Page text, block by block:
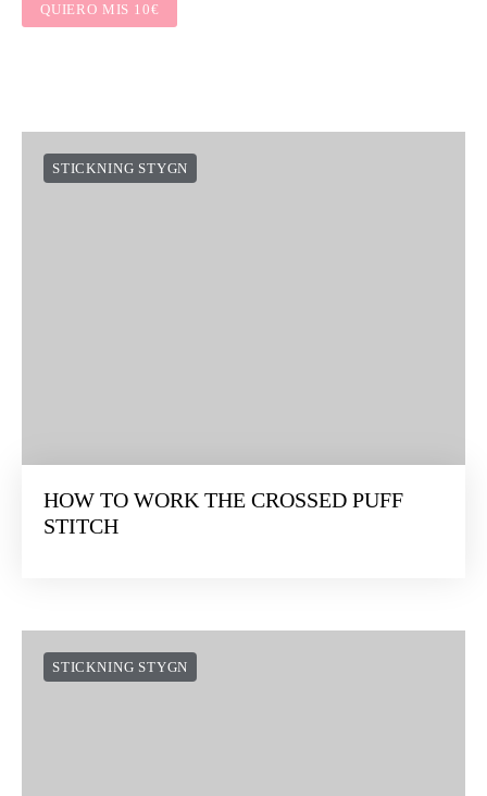
QUIERO MIS 10€
STICKNING STYGN
HOW TO WORK THE CROSSED PUFF
STITCH
STICKNING STYGN